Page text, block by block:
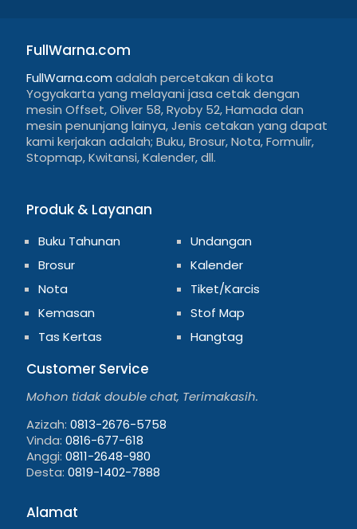
FullWarna.com
FullWarna.com adalah percetakan di kota
Yogyakarta yang melayani jasa cetak dengan
mesin Offset, Oliver 58, Ryoby 52, Hamada dan
mesin penunjang lainya, Jenis cetakan yang dapat
kami kerjakan adalah; Buku, Brosur, Nota, Formulir,
Stopmap, Kwitansi, Kalender, dll.
Produk & Layanan
Buku Tahunan
Brosur
Nota
Kemasan
Tas Kertas
Undangan
Kalender
Tiket/Karcis
Stof Map
Hangtag
Customer Service
Mohon tidak double chat, Terimakasih.
Azizah: 0813-2676-5758
Vinda: 0816-677-618
Anggi: 0811-2648-980
Desta: 0819-1402-7888
Alamat